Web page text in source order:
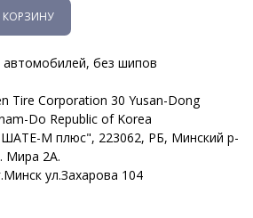
КОРЗИНУ
автомобилей, без шипов
Tire Corporation 30 Yusan-Dong
Do Republic of Korea
М плюс", 223062, РБ, Минский р-
Мира 2А.
ул.Захарова 104